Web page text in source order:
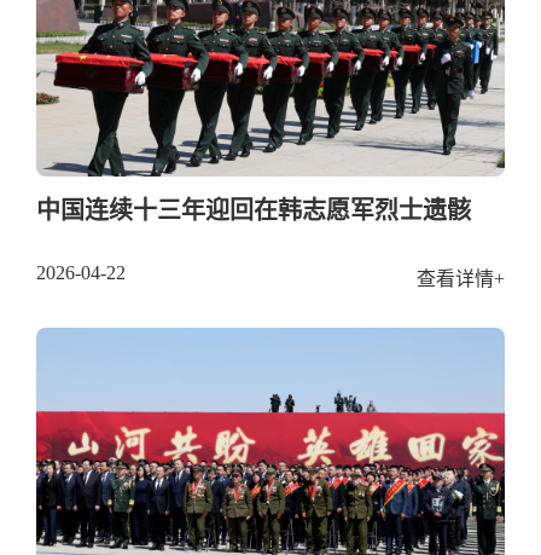
中国连续十三年迎回在韩志愿军烈士遗骸
2026-04-22 查看详情+